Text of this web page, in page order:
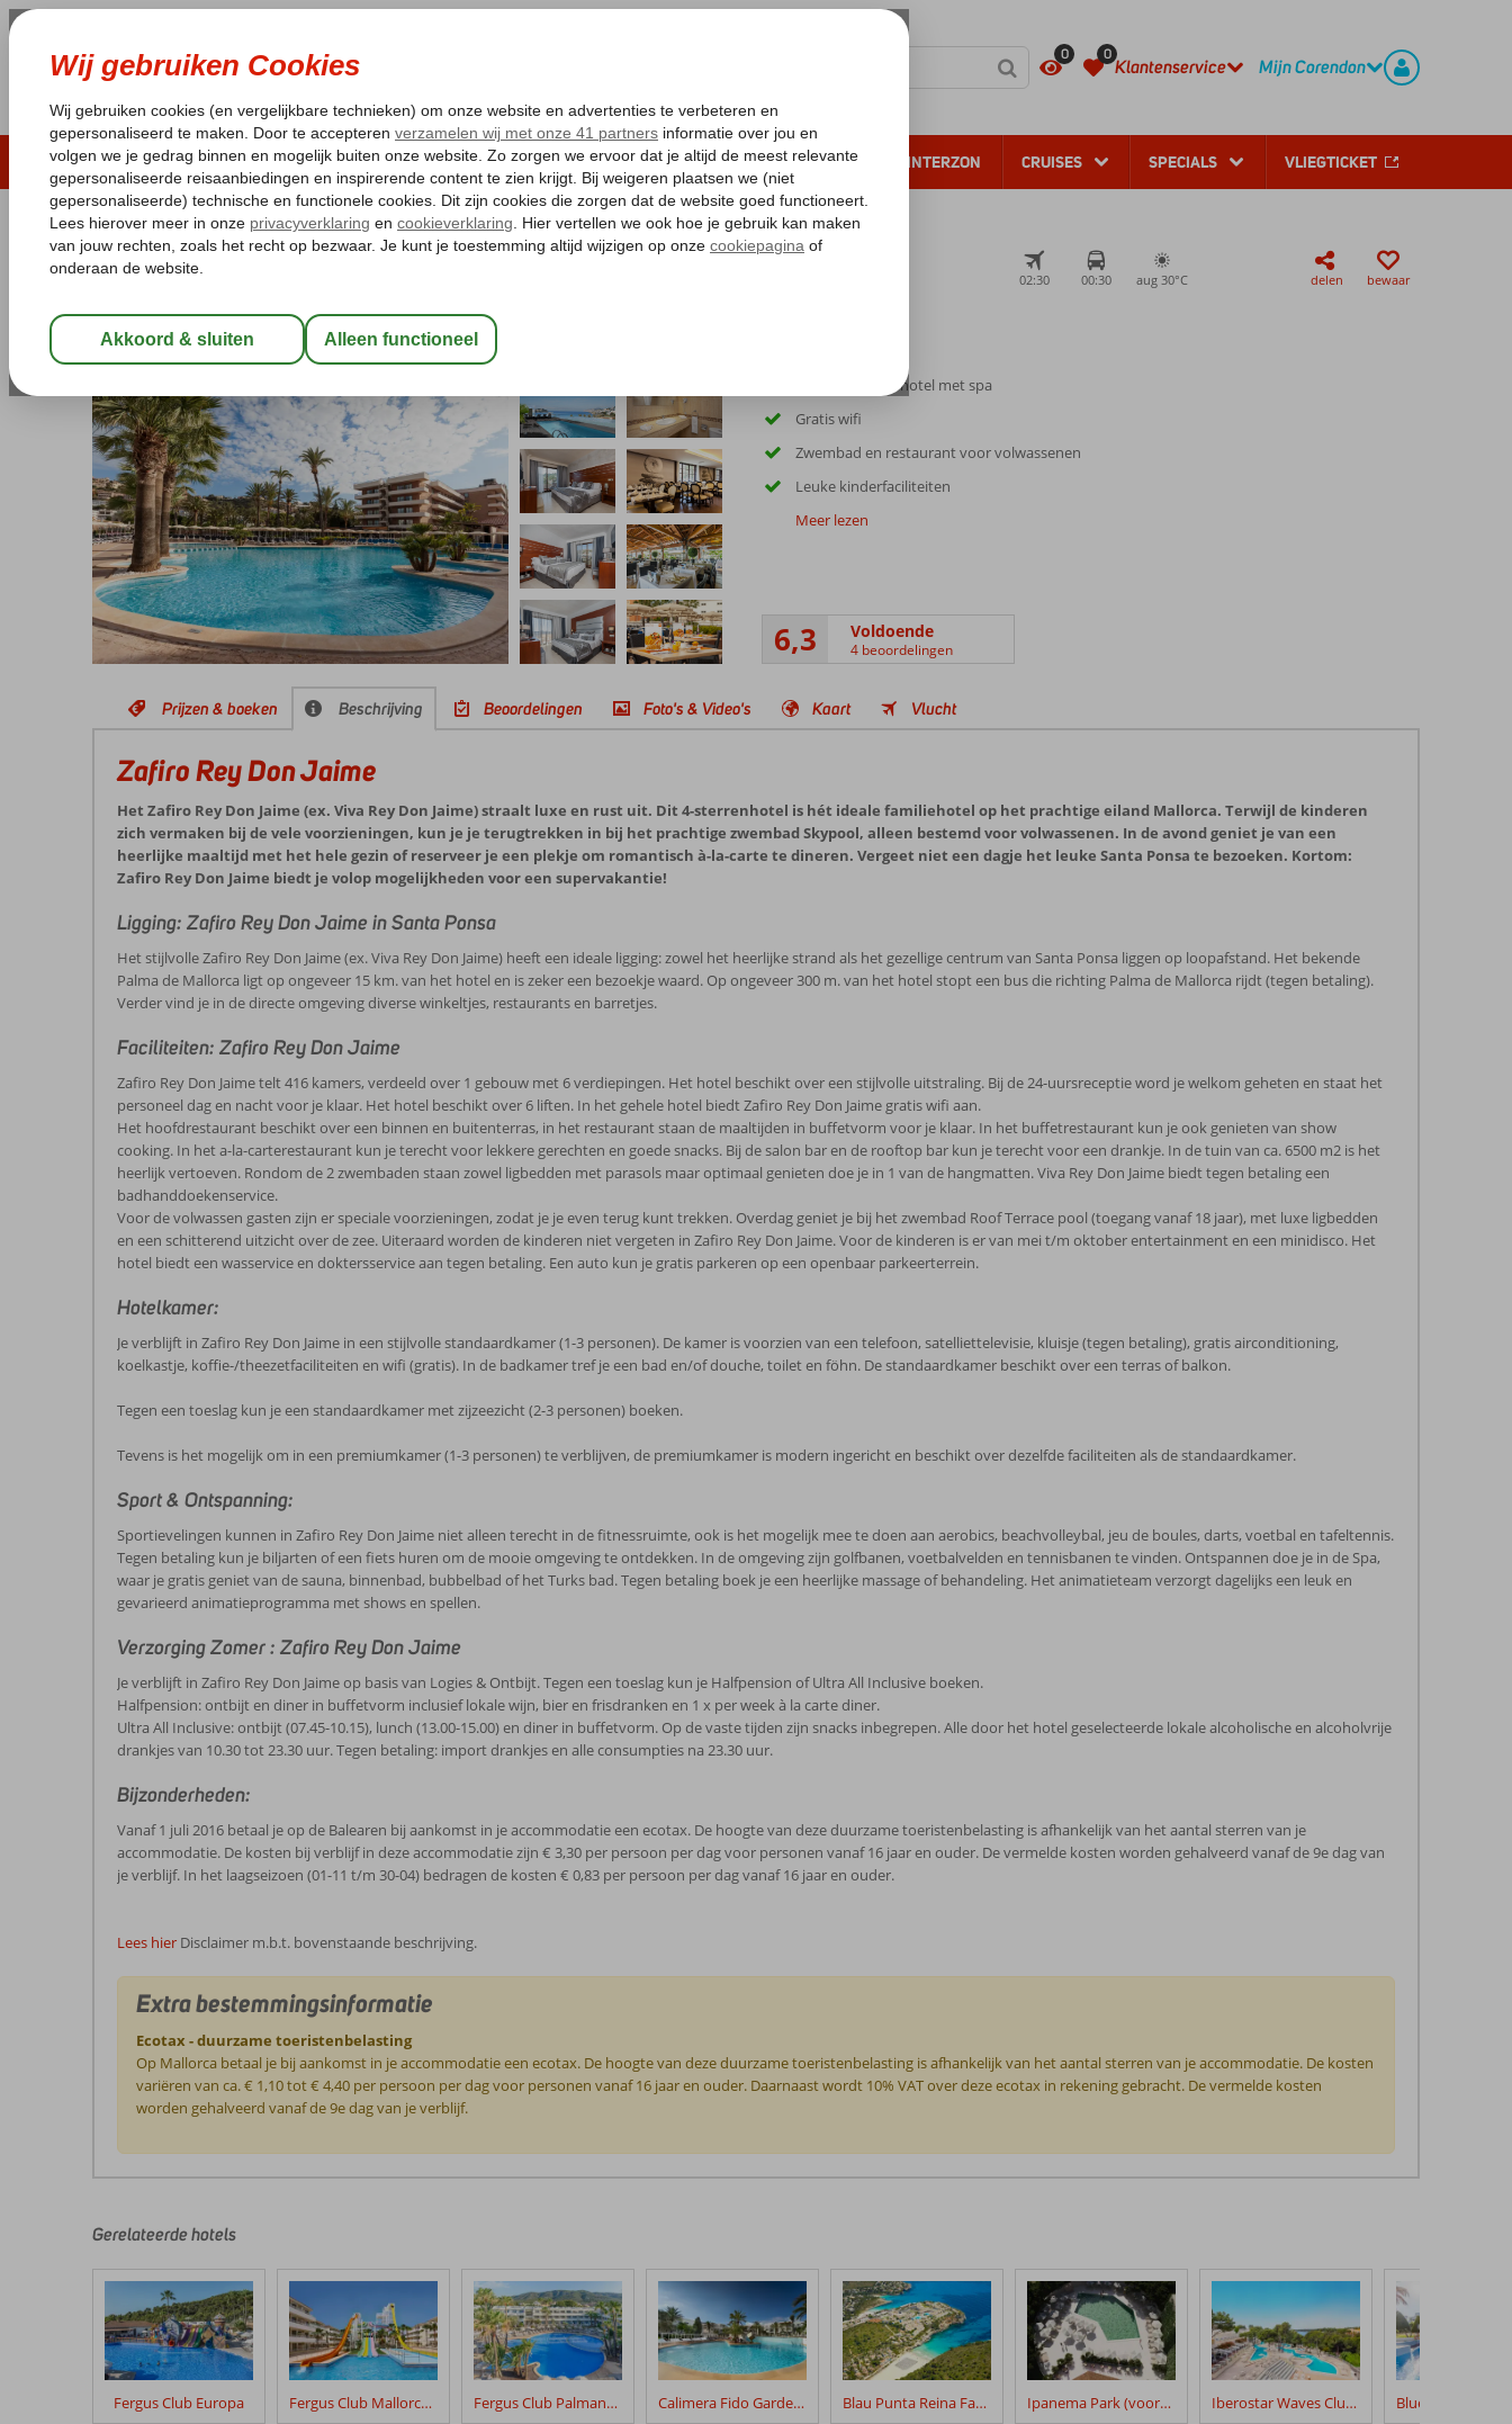
0 0
Klantenservice Mijn Corendon
LAST MINUTE ZOMER 2026 ZONVAKANTIE VERRE REIZEN ALL INCLUSIVE WINTERZON CRUISES SPECIALS VLIEGTICKET
Pakketgarantie Laagsteprijsgarantie* Gratis annuleren*
Home
Spanje Balearen
Zafiro Rey Don Jaime
Logies en ontbijt- Hotel
02:30 00:30 aug 30°C delen bewaar
Stijlvol modern hotel met spa
Gratis wifi
Zwembad en restaurant voor volwassenen
Leuke kinderfaciliteiten
Meer lezen
6,3 Voldoende
4 beoordelingen
Prijzen & boeken Beschrijving Beoordelingen Foto's & Video's Kaart Vlucht
Zafiro Rey Don Jaime
Het Zafiro Rey Don Jaime (ex. Viva Rey Don Jaime) straalt luxe en rust uit. Dit 4-sterrenhotel is hét ideale familiehotel op het prachtige eiland Mallorca. Terwijl de kinderen
zich vermaken bij de vele voorzieningen, kun je je terugtrekken in bij het prachtige zwembad Skypool, alleen bestemd voor volwassenen. In de avond geniet je van een
heerlijke maaltijd met het hele gezin of reserveer je een plekje om romantisch à-la-carte te dineren. Vergeet niet een dagje het leuke Santa Ponsa te bezoeken. Kortom:
Zafiro Rey Don Jaime biedt je volop mogelijkheden voor een supervakantie!
Ligging: Zafiro Rey Don Jaime in Santa Ponsa
Het stijlvolle Zafiro Rey Don Jaime (ex. Viva Rey Don Jaime) heeft een ideale ligging: zowel het heerlijke strand als het gezellige centrum van Santa Ponsa liggen op loopafstand. Het bekende
Palma de Mallorca ligt op ongeveer 15 km. van het hotel en is zeker een bezoekje waard. Op ongeveer 300 m. van het hotel stopt een bus die richting Palma de Mallorca rijdt (tegen betaling).
Verder vind je in de directe omgeving diverse winkeltjes, restaurants en barretjes.
Faciliteiten: Zafiro Rey Don Jaime
Zafiro Rey Don Jaime telt 416 kamers, verdeeld over 1 gebouw met 6 verdiepingen. Het hotel beschikt over een stijlvolle uitstraling. Bij de 24-uursreceptie word je welkom geheten en staat het
personeel dag en nacht voor je klaar. Het hotel beschikt over 6 liften. In het gehele hotel biedt Zafiro Rey Don Jaime gratis wifi aan.
Het hoofdrestaurant beschikt over een binnen en buitenterras, in het restaurant staan de maaltijden in buffetvorm voor je klaar. In het buffetrestaurant kun je ook genieten van show
cooking. In het a-la-carterestaurant kun je terecht voor lekkere gerechten en goede snacks. Bij de salon bar en de rooftop bar kun je terecht voor een drankje. In de tuin van ca. 6500 m2 is het
heerlijk vertoeven. Rondom de 2 zwembaden staan zowel ligbedden met parasols maar optimaal genieten doe je in 1 van de hangmatten. Viva Rey Don Jaime biedt tegen betaling een
badhanddoekenservice.
Voor de volwassen gasten zijn er speciale voorzieningen, zodat je je even terug kunt trekken. Overdag geniet je bij het zwembad Roof Terrace pool (toegang vanaf 18 jaar), met luxe ligbedden
en een schitterend uitzicht over de zee. Uiteraard worden de kinderen niet vergeten in Zafiro Rey Don Jaime. Voor de kinderen is er van mei t/m oktober entertainment en een minidisco. Het
hotel biedt een wasservice en doktersservice aan tegen betaling. Een auto kun je gratis parkeren op een openbaar parkeerterrein.
Hotelkamer:
Je verblijft in Zafiro Rey Don Jaime in een stijlvolle standaardkamer (1-3 personen). De kamer is voorzien van een telefoon, satelliettelevisie, kluisje (tegen betaling), gratis airconditioning,
koelkastje, koffie-/theezetfaciliteiten en wifi (gratis). In de badkamer tref je een bad en/of douche, toilet en föhn. De standaardkamer beschikt over een terras of balkon.
Tegen een toeslag kun je een standaardkamer met zijzeezicht (2-3 personen) boeken.
Tevens is het mogelijk om in een premiumkamer (1-3 personen) te verblijven, de premiumkamer is modern ingericht en beschikt over dezelfde faciliteiten als de standaardkamer.
Sport & Ontspanning:
Sportievelingen kunnen in Zafiro Rey Don Jaime niet alleen terecht in de fitnessruimte, ook is het mogelijk mee te doen aan aerobics, beachvolleybal, jeu de boules, darts, voetbal en tafeltennis.
Tegen betaling kun je biljarten of een fiets huren om de mooie omgeving te ontdekken. In de omgeving zijn golfbanen, voetbalvelden en tennisbanen te vinden. Ontspannen doe je in de Spa,
waar je gratis geniet van de sauna, binnenbad, bubbelbad of het Turks bad. Tegen betaling boek je een heerlijke massage of behandeling. Het animatieteam verzorgt dagelijks een leuk en
gevarieerd animatieprogramma met shows en spellen.
Verzorging Zomer : Zafiro Rey Don Jaime
Je verblijft in Zafiro Rey Don Jaime op basis van Logies & Ontbijt. Tegen een toeslag kun je Halfpension of Ultra All Inclusive boeken.
Halfpension: ontbijt en diner in buffetvorm inclusief lokale wijn, bier en frisdranken en 1 x per week à la carte diner.
Ultra All Inclusive: ontbijt (07.45-10.15), lunch (13.00-15.00) en diner in buffetvorm. Op de vaste tijden zijn snacks inbegrepen. Alle door het hotel geselecteerde lokale alcoholische en alcoholvrije
drankjes van 10.30 tot 23.30 uur. Tegen betaling: import drankjes en alle consumpties na 23.30 uur.
Bijzonderheden:
Vanaf 1 juli 2016 betaal je op de Balearen bij aankomst in je accommodatie een ecotax. De hoogte van deze duurzame toeristenbelasting is afhankelijk van het aantal sterren van je
accommodatie. De kosten bij verblijf in deze accommodatie zijn € 3,30 per persoon per dag voor personen vanaf 16 jaar en ouder. De vermelde kosten worden gehalveerd vanaf de 9e dag van
je verblijf. In het laagseizoen (01-11 t/m 30-04) bedragen de kosten € 0,83 per persoon per dag vanaf 16 jaar en ouder.
Lees hier Disclaimer m.b.t. bovenstaande beschrijving.
Extra bestemmingsinformatie
Ecotax - duurzame toeristenbelasting
Op Mallorca betaal je bij aankomst in je accommodatie een ecotax. De hoogte van deze duurzame toeristenbelasting is afhankelijk van het aantal sterren van je accommodatie. De kosten
variëren van ca. € 1,10 tot € 4,40 per persoon per dag voor personen vanaf 16 jaar en ouder. Daarnaast wordt 10% VAT over deze ecotax in rekening gebracht. De vermelde kosten
worden gehalveerd vanaf de 9e dag van je verblijf.
door
klanten
geschreven
na
hun
verblijf
Zafiro
Gerelateerde hotels
Fergus Club Europa Fergus Club Mallorca Waterpark Fergus Club Palmanova Park Calimera Fido Gardens Blau Punta Reina Family Resort Ipanema Park (voorheen Ipanema Park & Beach) Iberostar Waves Club Cala Barca Bluesea Club